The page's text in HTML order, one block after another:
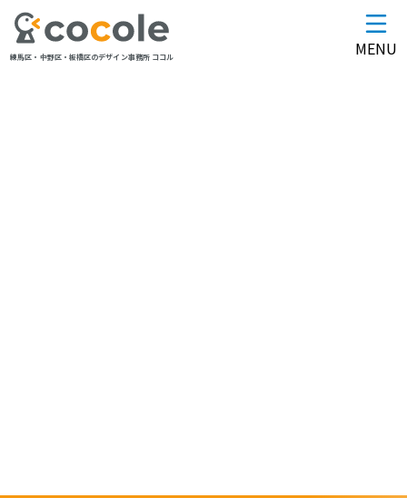
練馬区・中野区・板橋区のデザイン事務所 ココル MENU